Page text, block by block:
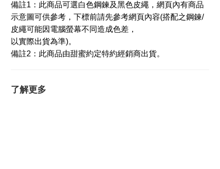
備註1：此商品可選白色鋼鍊及黑色皮繩，網頁內有商品
示意圖可供參考，下標前請先參考網頁內容(搭配之鋼鍊/
皮繩可能因電腦螢幕不同造成色差，
以實際出貨為準)。
備註2：此商品由甜蜜約定特約經銷商出貨。
了解更多